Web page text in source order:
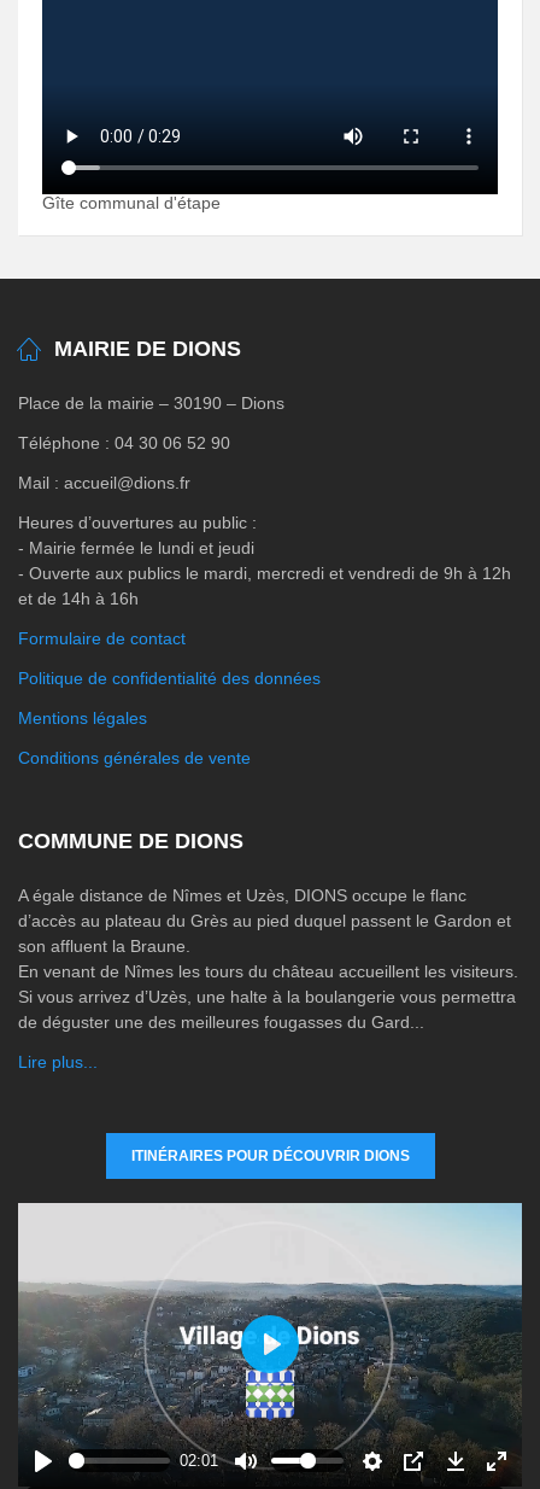
Gîte communal d'étape
MAIRIE DE DIONS
Place de la mairie – 30190 – Dions
Téléphone : 04 30 06 52 90
Mail : accueil@dions.fr
Heures d’ouvertures au public :
- Mairie fermée le lundi et jeudi
- Ouverte aux publics le mardi, mercredi et vendredi de 9h à 12h
et de 14h à 16h
Formulaire de contact
Politique de confidentialité des données
Mentions légales
Conditions générales de vente
COMMUNE DE DIONS
A égale distance de Nîmes et Uzès, DIONS occupe le flanc
d’accès au plateau du Grès au pied duquel passent le Gardon et
son affluent la Braune.
En venant de Nîmes les tours du château accueillent les visiteurs.
Si vous arrivez d’Uzès, une halte à la boulangerie vous permettra
de déguster une des meilleures fougasses du Gard...
Lire plus...
ITINÉRAIRES POUR DÉCOUVRIR DIONS
02:01
P
l
a
y